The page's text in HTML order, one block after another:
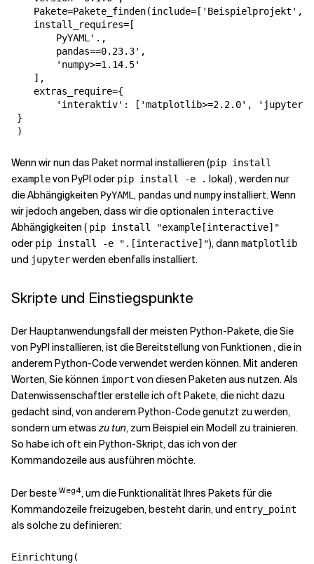
Pakete=Pakete_finden(include= [ 'Beispielprojekt' ,
install_requires= [
PyYAML'. ,
pandas==0.23.3' ,
'numpy>=1.14.5'
],
extras_require={
'interaktiv' : [ 'matplotlib>=2.2.0' , 'jupyter'
}
Wenn wir nun das Paket normal installieren (pip install
examplevon PyPI oder pip install -e . lokal) , werden nur
die Abhängigkeiten PyYAML , pandas und numpyinstalliert. Wenn
wir jedoch angeben, dass wir die optionalen interactive
Abhängigkeiten ( pip install "example[interactive]"
oder pip install -e ".[interactive]"), dann matplotlib
und jupyterwerden ebenfalls installiert.
Skripte und Einstiegspunkte
Der Hauptanwendungsfall der meisten Python-Pakete, die Sie
von PyPI installieren, ist die Bereitstellung von Funktionen , die in
anderem Python-Code verwendet werden können. Mit anderen
Worten, Sie können import von diesen Paketen aus nutzen. Als
Datenwissenschaftler erstelle ich oft Pakete, die nicht dazu
gedacht sind, von anderem Python-Code genutzt zu werden,
sondern um etwaszu tun, zum Beispiel ein Modell zu trainieren.
So habe ich oft ein Python-Skript, das ich von der
Kommandozeile aus ausführen möchte.
Der beste Weg4, um die Funktionalität Ihres Pakets für die
Kommandozeile freizugeben, besteht darin, und entry_point
als solche zu definieren:
Einrichtung(